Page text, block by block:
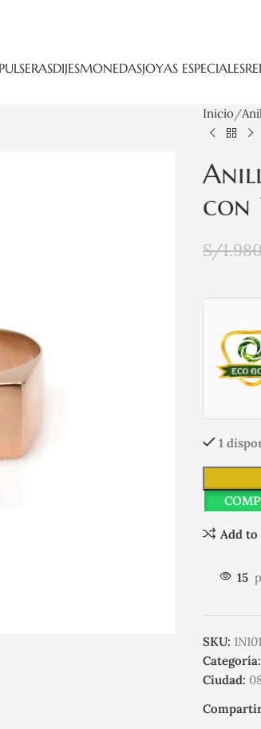
DIJESMONEDASJOYAS ESPECIALES
Inicio
con
S/
1
Add
15
SKU:
Categoría:
Ciudad: